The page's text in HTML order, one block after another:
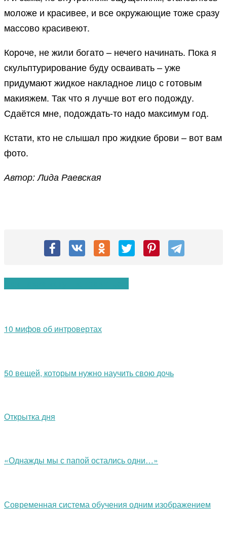
моложе и красивее, и все окружающие тоже сразу
массово красивеют.
Короче, не жили богато – нечего начинать. Пока я
скульптурирование буду осваивать – уже
придумают жидкое накладное лицо с готовым
макияжем. Так что я лучше вот его подожду.
Сдаётся мне, подождать-то надо максимум год.
Кстати, кто не слышал про жидкие брови – вот вам
фото.
Автор: Лида Раевская
10 мифов об интровертах
50 вещей, которым нужно научить свою дочь
Открытка дня
«Однажды мы с папой остались одни…»
Современная система обучения одним изображением